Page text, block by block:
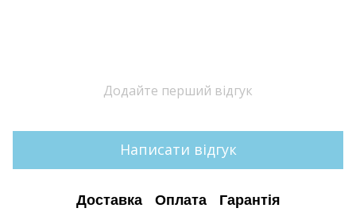
Додайте перший відгук
Написати відгук
Доставка Оплата Гарантія